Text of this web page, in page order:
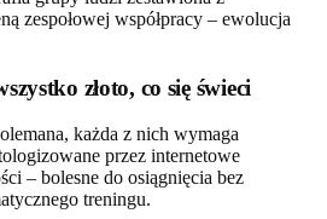
złoto, co się świeci
każda z nich wymaga
przez internetowe
– bolesne do osiągnięcia bez
treningu.